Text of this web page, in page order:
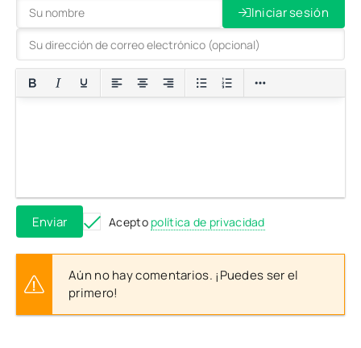
Iniciar sesión
Enviar Acepto política de privacidad
Aún no hay comentarios. ¡Puedes ser el
primero!